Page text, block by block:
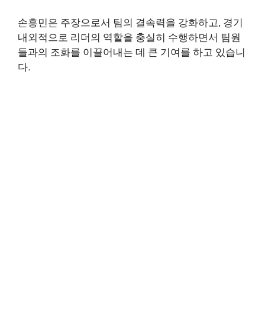
손흥민은 주장으로서 팀의 결속력을 강화하고, 경기
내외적으로 리더의 역할을 충실히 수행하면서 팀원
들과의 조화를 이끌어내는 데 큰 기여를 하고 있습니
다.